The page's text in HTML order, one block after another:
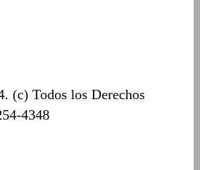
(c) Todos los Derechos
4348